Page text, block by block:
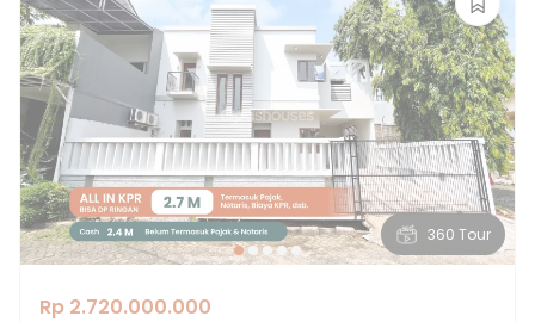
360 Tour
Rp 2.720.000.000